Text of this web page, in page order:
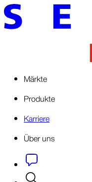
Märkte
Produkte
Karriere
Über uns